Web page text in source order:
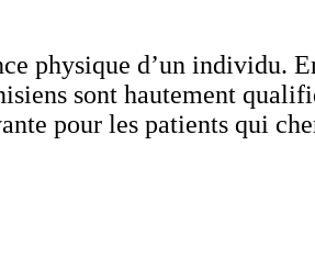
physique d’un individu.
sont hautement
pour les patients qui